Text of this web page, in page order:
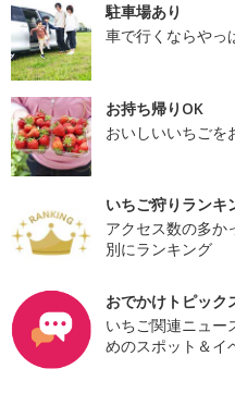
駐車場あり
車で行くならやっ
お持ち帰りOK
おいしいいちごを
いちご狩りランキ
アクセス数の多か
別にランキング
おでかけトピック
いちご関連ニュー
めのスポット＆イ